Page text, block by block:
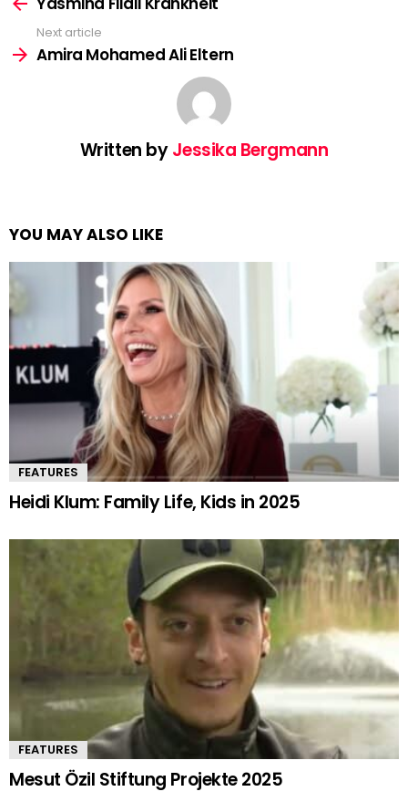
Next article
Amira Mohamed Ali Eltern
Written byJessika Bergmann
YOU MAY ALSO LIKE
FEATURES
Heidi Klum: Family Life, Kids in 2025
FEATURES
Mesut Özil Stiftung Projekte 2025